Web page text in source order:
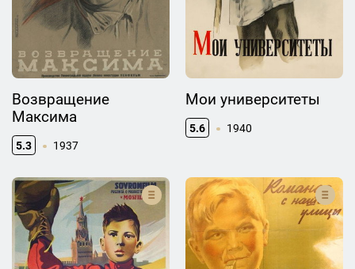
Возвращение
Максима
5.3 1937
Мои университеты
5.6 1940